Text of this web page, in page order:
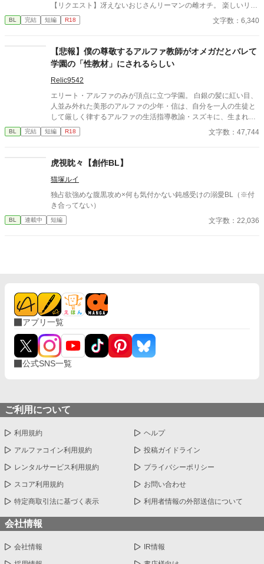
【リクエスト】冴えないおじさんリーマンの雌オチ。 楽しいリク
エストをありがとうございました！ ※ムーンライトノベルズさん
でも公開しております。
BL 完結 短編 R18 文字数：6,340
【悲報】僕の尊敬するアルファ教師がオメガだとバレて
学園の「性教材」にされるらしい
Relic9542
エリート・アルファのみが頂点に立つ学園。 白銀の髪に紅い目、
人並み外れた美形のアルファの少年・信は、自分を一人の生徒と
して厳しく律するアルファの生活指導教諭・スズキに、生まれて
初めての敬意と、昏い独占欲を抱いていた。 しかし、スズキには
誰にも言えない秘密があった。 彼は、強力な抑制剤で性別を偽る
計画」に反対したことで、事態は最悪の方向へ動き出す。校長の
差し向けた闇の掃除屋「蜘蛛」の手によって、スズキの正体は暴
かれ、彼は全校生徒の前でアルファに従順な家畜へと作り替えら
れる「特別な教材」に指名されてしまう。 講堂での「公開処
刑」、そして選ばれたエリート生徒たちによる「支配の実技演
れるスズキ……。
BL 完結 短編 R18 文字数：47,744
虎視眈々【創作BL】
猫塚ルイ
独占欲強めな腹黒攻め×何も気付かない鈍感受けの溺愛BL（※付
き合ってない）
BL 連載中 短編 文字数：22,036
アプリ一覧
公式SNS一覧
ご利用について
利用規約 ヘルプ
アルファコイン利用規約 投稿ガイドライン
レンタルサービス利用規約 プライバシーポリシー
スコア利用規約 お問い合わせ
特定商取引法に基づく表示 利用者情報の外部送信について
会社情報
会社情報 IR情報